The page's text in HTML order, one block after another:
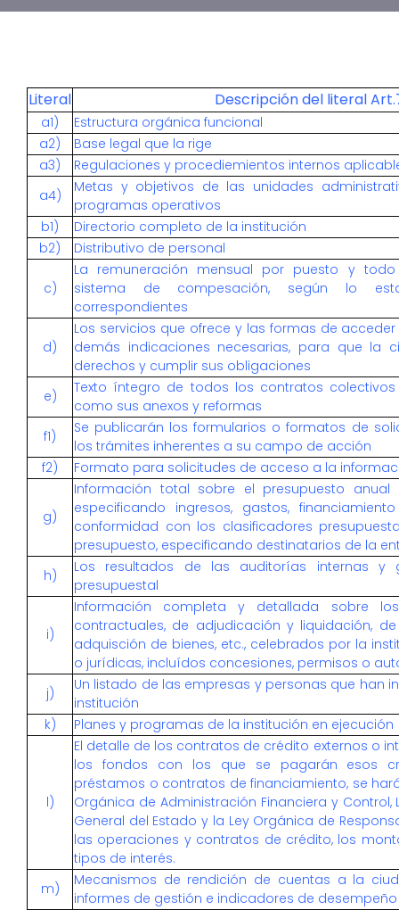
Literal Descripción del literal
a1)
Estructura orgánica funcional
a2)
Base legal que la rige
a3)
Regulaciones y procediemientos internos
a4)
Metas y objetivos de las unidades
programas operativos
b1)
Directorio completo de la institución
b2)
Distributivo de personal
c)
La remuneración mensual por puesto y
sistema de compesación, según lo
correspondientes
d)
Los servicios que ofrece y las formas de
demás indicaciones necesarias, para que la
derechos y cumplir sus obligaciones
e)
Texto íntegro de todos los contratos
como sus anexos y reformas
f1)
Se publicarán los formularios o formatos de
los trámites inherentes a su campo de acción
f2)
Formato para solicitudes de acceso a la
g)
Información total sobre el presupuesto anual
especificando ingresos, gastos,
conformidad con los clasificadores
presupuesto, especificando destinatarios de la
h)
Los resultados de las auditorías internas y
presupuestal
i)
Información completa y detallada sobre
contractuales, de adjudicación y liquidación,
adquisción de bienes, etc., celebrados por la
o jurídicas, incluídos concesiones, permisos o
j)
Un listado de las empresas y personas que han
institución
k)
Planes y programas de la institución en ejecución
l)
El detalle de los contratos de crédito externos o
los fondos con los que se pagarán esos
préstamos o contratos de financiamiento, se
Orgánica de Administración Financiera y
General del Estado y la Ley Orgánica de
las operaciones y contratos de crédito, los
tipos de interés.
m)
Mecanismos de rendición de cuentas a la
informes de gestión e indicadores de desempeño